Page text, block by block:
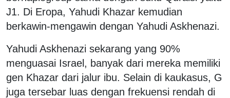
J1. Di Eropa, Yahudi Khazar kemudian
berkawin-mengawin dengan Yahudi Askhenazi.
Yahudi Askhenazi sekarang yang 90%
menguasai Israel, banyak dari mereka memiliki
gen Khazar dari jalur ibu. Selain di kaukasus, G
juga tersebar luas dengan frekuensi rendah di